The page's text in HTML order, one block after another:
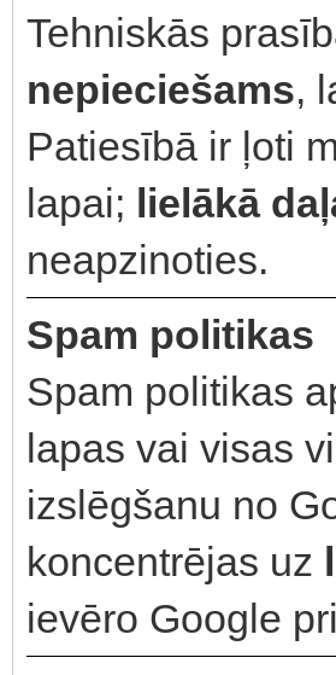
Tehniskās
nepieciešams,
Patiesībā ir ļoti
lapai; lielākā
neapzinoties.
Spam politikas
Spam politikas
lapas vai visas
izslēgšanu no
koncentrējas uz
ievēro Google